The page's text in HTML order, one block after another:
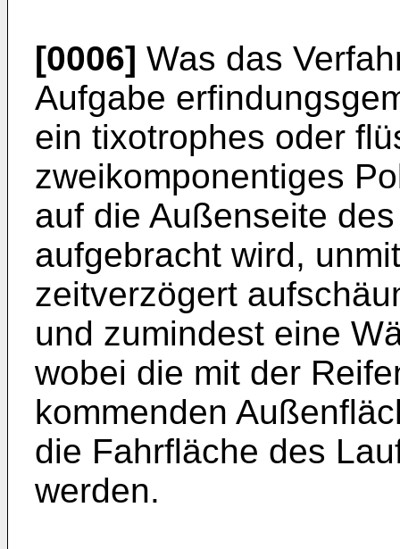
[0006] Was das
Aufgabe
ein tixotrophes oder
zweikomponentiges
auf die Außenseite
aufgebracht wird,
zeitverzögert
und zumindest eine
wobei die mit der
kommenden
die Fahrfläche des
werden.